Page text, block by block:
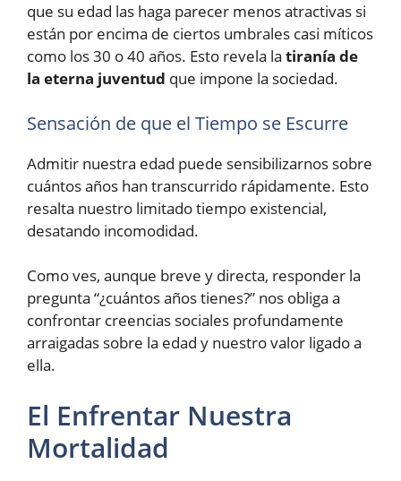
que su edad las haga parecer menos atractivas si
están por encima de ciertos umbrales casi míticos
como los 30 o 40 años. Esto revela la tiranía de
la eterna juventud que impone la sociedad.
Sensación de que el Tiempo se Escurre
Admitir nuestra edad puede sensibilizarnos sobre
cuántos años han transcurrido rápidamente. Esto
resalta nuestro limitado tiempo existencial,
desatando incomodidad.
Como ves, aunque breve y directa, responder la
pregunta “¿cuántos años tienes?” nos obliga a
confrontar creencias sociales profundamente
arraigadas sobre la edad y nuestro valor ligado a
ella.
El Enfrentar Nuestra
Mortalidad